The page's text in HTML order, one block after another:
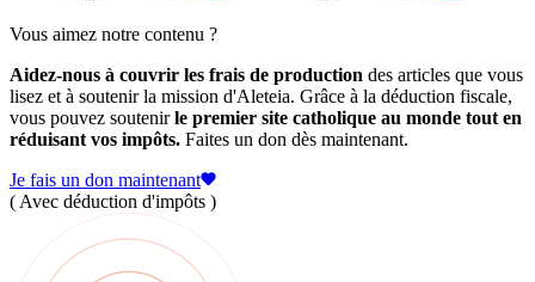
Vous aimez notre contenu ?
Aidez-nous à couvrir les frais de production des articles que vous
lisez et à soutenir la mission d'Aleteia. Grâce à la déduction fiscale,
vous pouvez soutenirle premier site catholique au monde tout en
réduisant vos impôts. Faites un don dès maintenant.
Je fais un don maintenant
( Avec déduction d'impôts )